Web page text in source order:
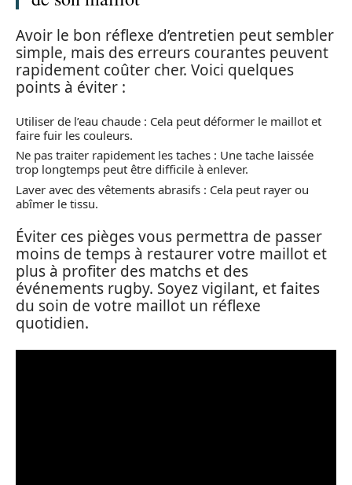
Avoir le bon réflexe d’entretien peut sembler
simple, mais des erreurs courantes peuvent
rapidement coûter cher. Voici quelques
points à éviter :
Utiliser de l’eau chaude : Cela peut déformer le maillot et
faire fuir les couleurs.
Ne pas traiter rapidement les taches : Une tache laissée
trop longtemps peut être difficile à enlever.
Laver avec des vêtements abrasifs : Cela peut rayer ou
abîmer le tissu.
Éviter ces pièges vous permettra de passer
moins de temps à restaurer votre maillot et
plus à profiter des matchs et des
événements rugby. Soyez vigilant, et faites
du soin de votre maillot un réflexe
quotidien.